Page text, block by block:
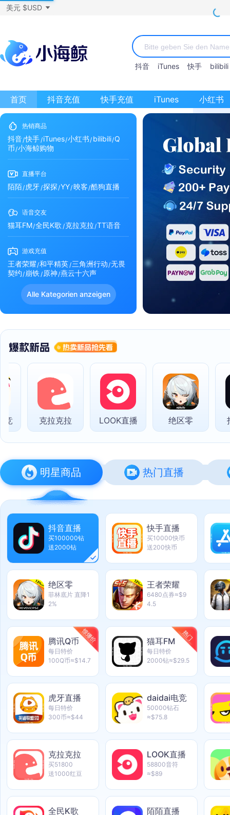
美元 $USD
抖音 iTunes 快手 bilibili
首页 抖音充值 快手充值 iTunes 小红书
热销商品
抖音 快手 iTunes 小红书 bilibili Q
币 小海鲸购物
直播平台
陌陌 虎牙 探探 YY 映客 酷狗直播
语音交友
猫耳FM 全民K歌 克拉克拉 TT语音
游戏充值
王者荣耀 和平精英 三角洲行动 无畏
契约 崩铁 原神 燕云十六声
Alle Kategorien anzeigen
克拉克拉 LOOK直播 绝区零 抖
明星商品 热门直播
抖音直播
买100000钻
送2000钻
快手直播
买10000快币
送200快币
绝区零
菲林底片 直降1
2%
王者荣耀
6480点券≈$9
4.5
腾讯Q币
每日特价
100Q币≈$14.7
猫耳FM
每日特价
2000钻≈$29.5
虎牙直播
每日特价
300币≈$44
daidai电竞
50000钻石
≈$75.8
克拉克拉
买51800
送1000红豆
LOOK直播
58800音符
≈$89
全民K歌 陌陌直播